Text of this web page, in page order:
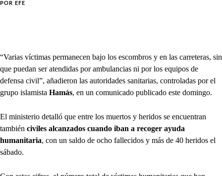
POR EFE
“Varias víctimas permanecen bajo los escombros y en las carreteras, sin
que puedan ser atendidas por ambulancias ni por los equipos de
defensa civil”, añadieron las autoridades sanitarias, controladas por el
grupo islamista Hamás, en un comunicado publicado este domingo.
El ministerio detalló que entre los muertos y heridos se encuentran
también civiles alcanzados cuando iban a recoger ayuda
humanitaria, con un saldo de ocho fallecidos y más de 40 heridos el
sábado.